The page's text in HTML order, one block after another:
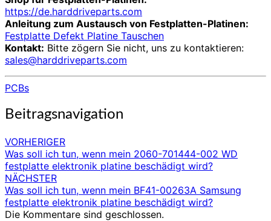
https://de.harddriveparts.com
Anleitung zum Austausch von Festplatten-Platinen:
Festplatte Defekt Platine Tauschen
Kontakt: Bitte zögern Sie nicht, uns zu kontaktieren:
sales@harddriveparts.com
PCBs
Beitragsnavigation
VORHERIGER
Was soll ich tun, wenn mein 2060-701444-002 WD
festplatte elektronik platine beschädigt wird?
NÄCHSTER
Was soll ich tun, wenn mein BF41-00263A Samsung
festplatte elektronik platine beschädigt wird?
Die Kommentare sind geschlossen.